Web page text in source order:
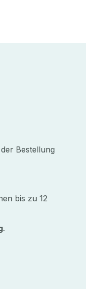
Bestellung
bis zu 12
.